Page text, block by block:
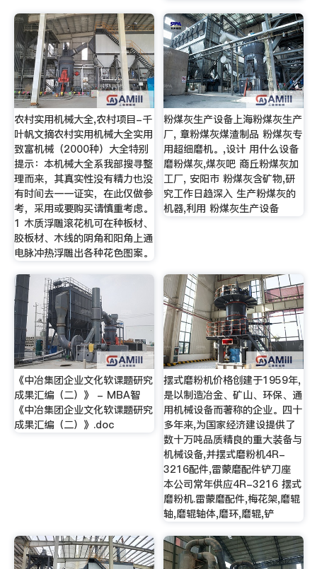
农村实用机械大全,农村项目-千
叶帆文摘农村实用机械大全实用
致富机械（2000种）大全特别
提示：本机械大全系我部搜寻整
理而来，其真实性没有精力也没
有时间去一一证实，在此仅做参
考，采用或要购买请慎重考虑。
1 木质浮雕滚花机可在种板材、
胶板材、木线的阴角和阳角上通
电脉冲热浮雕出各种花色图案。
粉煤灰生产设备上海粉煤灰生产
厂, 章粉煤灰煤渣制品 粉煤灰专
用超细磨机。,设计 用什么设备
磨粉煤灰,煤灰吧 商丘粉煤灰加
工厂, 安阳市 粉煤灰含矿物,研
究工作日趋深入 生产粉煤灰的
机器,利用 粉煤灰生产设备
《中冶集团企业文化软课题研究
成果汇编（二）》 - MBA智
《中冶集团企业文化软课题研究
成果汇编（二）》.doc
摆式磨粉机价格创建于1959年,
是以制造冶金、矿山、环保、通
用机械设备而著称的企业。四十
多年来,为国家经济建设提供了
数十万吨品质精良的重大装备与
机械设备,并摆式磨粉机4R-
3216配件,雷蒙磨配件铲刀座
本公司常年供应4R-3216 摆式
磨粉机.雷蒙磨配件,梅花架,磨辊
轴,磨辊轴体,磨环,磨辊,铲